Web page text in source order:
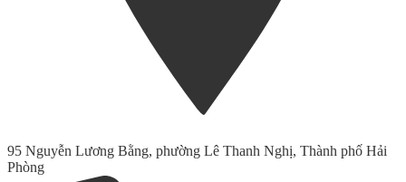
95 Nguyễn Lương Bằng, phường Lê Thanh Nghị, Thành phố Hải
Phòng